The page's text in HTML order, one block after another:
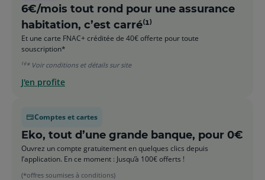
6€/mois tout rond pour une assurance
habitation, c’est carré⁽¹⁾
Et une carte FNAC+ créditée de 40€ offerte pour toute
souscription*
⁽¹⁾* Voir conditions et détails sur site
J'en profite
Comptes et cartes
Eko, tout d’une grande banque, pour 0€
Ouvrez un compte gratuitement en quelques clics depuis
l’application. En ce moment : Jusqu’à 100€ offerts !
(*offres soumises à conditions)